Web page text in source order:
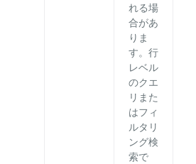
れる場
合があ
りま
す。行
レベル
のクエ
リまた
はフィ
ルタリ
ング検
索で